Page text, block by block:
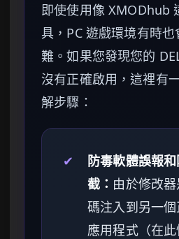
即使使用像 XMODhub
具，PC 遊戲環境有時
難。如果您發現您的
沒有正確啟用，這裡有
解步驟：
✔
防毒軟體誤報
截： 由於修改
碼注入到另一
應用程式（在